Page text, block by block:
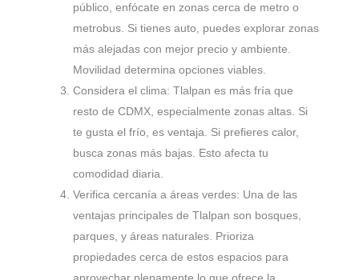
público, enfócate en zonas cerca de metro o
metrobus. Si tienes auto, puedes explorar zonas
más alejadas con mejor precio y ambiente.
Movilidad determina opciones viables.
Considera el clima: Tlalpan es más fría que
resto de CDMX, especialmente zonas altas. Si
te gusta el frío, es ventaja. Si prefieres calor,
busca zonas más bajas. Esto afecta tu
comodidad diaria.
Verifica cercanía a áreas verdes: Una de las
ventajas principales de Tlalpan son bosques,
parques, y áreas naturales. Prioriza
propiedades cerca de estos espacios para